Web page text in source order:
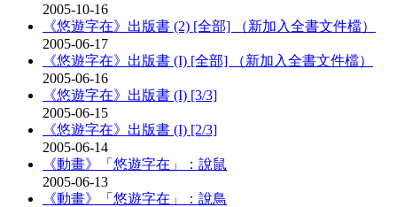
2005-10-16
《悠遊字在》出版書 (2) [全部] （新加入全書文件檔）
2005-06-17
《悠遊字在》出版書 (I) [全部] （新加入全書文件檔）
2005-06-16
《悠遊字在》出版書 (I) [3/3]
2005-06-15
《悠遊字在》出版書 (I) [2/3]
2005-06-14
《動畫》「悠遊字在」：說鼠
2005-06-13
《動畫》「悠遊字在」：說鳥